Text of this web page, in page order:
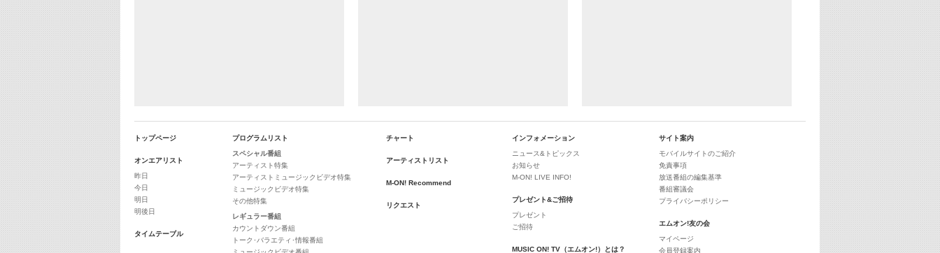
トップページ
オンエアリスト
昨日
今日
明日
明後日
タイムテーブル
プログラムリスト
スペシャル番組
アーティスト特集
アーティストミュージックビデオ特集
ミュージックビデオ特集
その他特集
レギュラー番組
カウントダウン番組
トーク･バラエティ･情報番組
チャート
アーティストリスト
M-ON! Recommend
リクエスト
インフォメーション
ニュース&トピックス
お知らせ
M-ON! LIVE INFO!
プレゼント&ご招待
プレゼント
ご招待
MUSIC ON! TV（エムオン!）とは？
サイト案内
モバイルサイトのご紹介
免責事項
放送番組の編集基準
番組審議会
プライバシーポリシー
エムオン!友の会
マイページ
会員登録案内